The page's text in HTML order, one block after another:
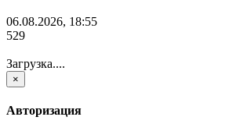
06.08.2026, 18:55
529
Загрузка....
×
Авторизация